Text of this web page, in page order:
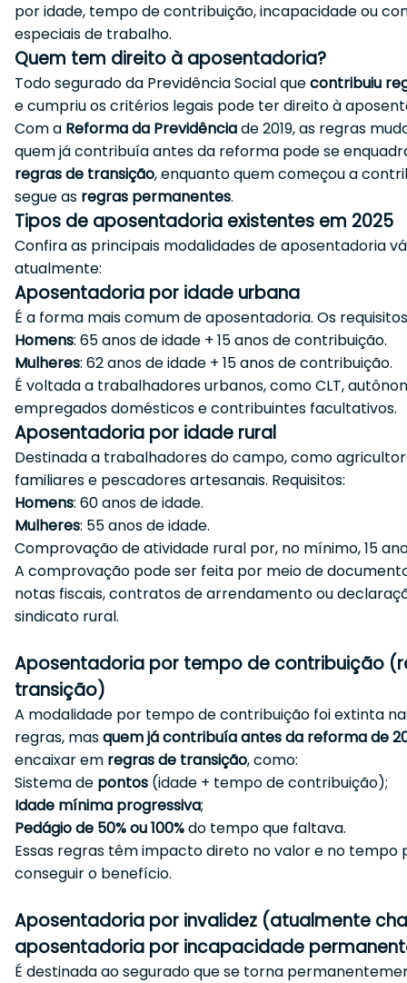
por idade, tempo de contribuição, incapacidade ou
especiais de trabalho.
Quem tem direito à aposentadoria?
Todo segurado da Previdência Social quecontribuiu
e cumpriu os critérios legais pode ter direito à
Com a Reforma da Previdênciade 2019, as regras
quem já contribuía antes da reforma pode se
regras de transição, enquanto quem começou a
segue as regras permanentes.
Tipos de aposentadoria existentes em 2025
Confira as principais modalidades de aposentadoria
atualmente:
Aposentadoria por idade urbana
É a forma mais comum de aposentadoria. Os
Homens: 65 anos de idade + 15 anos de contribuição.
Mulheres: 62 anos de idade + 15 anos de contribuição.
É voltada a trabalhadores urbanos, como CLT,
empregados domésticos e contribuintes facultativos.
Aposentadoria por idade rural
Destinada a trabalhadores do campo, como
familiares e pescadores artesanais. Requisitos:
Homens: 60 anos de idade.
Mulheres: 55 anos de idade.
Comprovação de atividade rural por, no mínimo, 15
A comprovação pode ser feita por meio de
notas fiscais, contratos de arrendamento ou
sindicato rural.
Aposentadoria por tempo de contribuição
transição)
A modalidade por tempo de contribuição foi extinta
regras, masquem já contribuía antes da reforma de
encaixar em regras de transição, como:
Sistema de pontos (idade + tempo de contribuição);
Idade mínima progressiva;
Pedágio de 50% ou 100%do tempo que faltava.
Essas regras têm impacto direto no valor e no tempo
conseguir o benefício.
Aposentadoria por invalidez (atualmente
aposentadoria por incapacidade
É destinada ao segurado que se torna